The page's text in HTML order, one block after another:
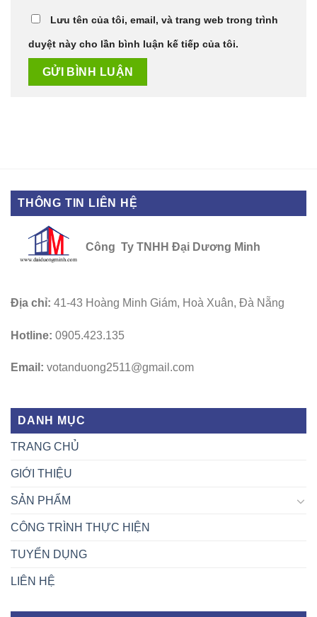
Lưu tên của tôi, email, và trang web trong trình
duyệt này cho lần bình luận kế tiếp của tôi.
THÔNG TIN LIÊN HỆ
Công Ty TNHH Đại Dương Minh
Địa chỉ: 41-43 Hoàng Minh Giám, Hoà Xuân, Đà Nẵng
Hotline: 0905.423.135
Email: votanduong2511@gmail.com
DANH MỤC
TRANG CHỦ
GIỚI THIỆU
SẢN PHẨM
CÔNG TRÌNH THỰC HIỆN
TUYỂN DỤNG
LIÊN HỆ